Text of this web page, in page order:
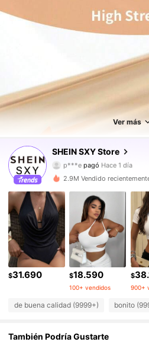
Ver más
SHEIN SXY Store
4,93
p***epagóHace 1 día
d***tseguidoHace 3 horas
1.4M Seguidores
1.4M Seguidores
4,93 1.4M Seguidores
2.9M Vendido
$31.690 $18.590
100+ vendidos
$
900+
de buena calidad (9999+) bonito
También Podría Gustarte